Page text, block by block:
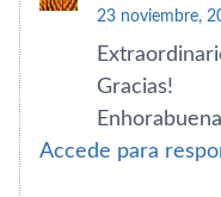
23 noviembre,
Gracias!
Accede para